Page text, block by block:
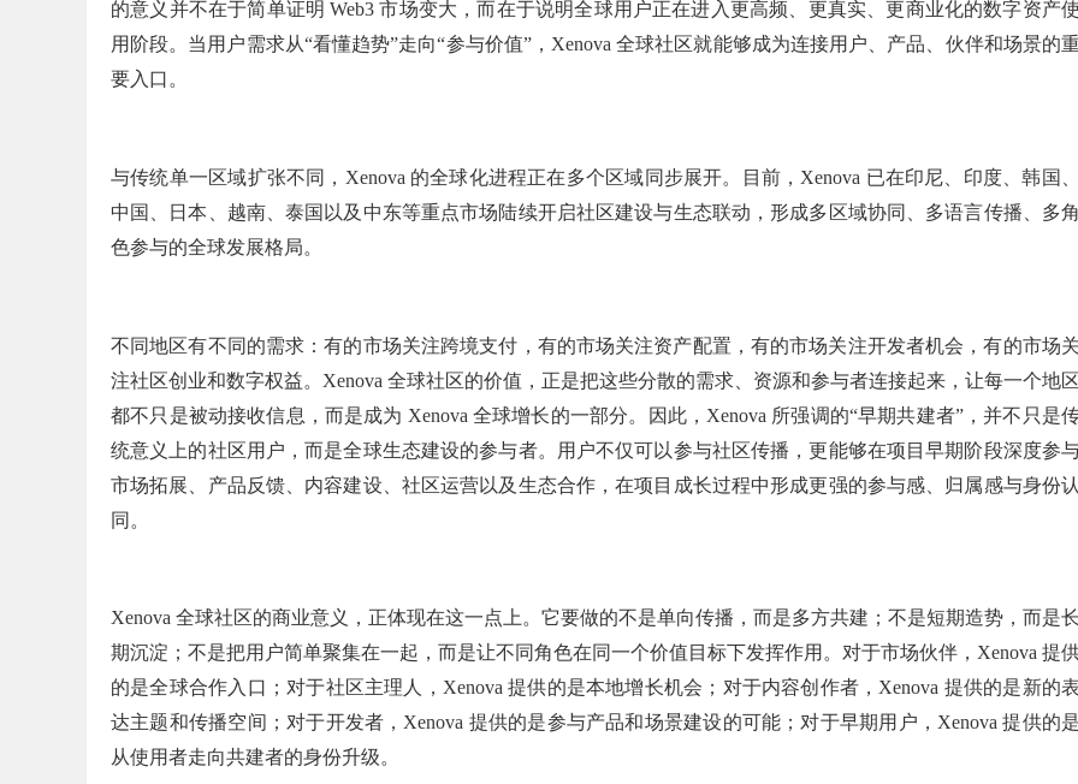
的意义并不在于简单证明 Web3 市场变大，而在于说明全球用户正在进入更高频、更真实、更商业化的数字资产使
用阶段。当用户需求从“看懂趋势”走向“参与价值”，Xenova 全球社区就能够成为连接用户、产品、伙伴和场景的
要入口。
与传统单一区域扩张不同， Xenova 的全球化进程正在多个区域同步展开。目前，Xenova 已在印尼、印度、韩国、
中国、日本、越南、泰国以及中东等重点市场陆续开启社区建设与生态联动，形成多区域协同、多语言传播、多角
色参与的全球发展格局。
不同地区有不同的需求：有的市场关注跨境支付，有的市场关注资产配置，有的市场关注开发者机会，有的市场关
注社区创业和数字权益。 Xenova 全球社区的价值，正是把这些分散的需求、资源和参与者连接起来，让每一个地区
都不只是被动接收信息，而是成为 Xenova 全球增长的一部分。因此，Xenova 所强调的“早期共建者”，并不只是
统意义上的社区用户，而是全球生态建设的参与者。用户不仅可以参与社区传播，更能够在项目早期阶段深度参
市场拓展、产品反馈、内容建设、社区运营以及生态合作，在项目成长过程中形成更强的参与感、归属感与身份认
同。
Xenova 全球社区的商业意义，正体现在这一点上。它要做的不是单向传播，而是多方共建；不是短期造势，而是长
期沉淀；不是把用户简单聚集在一起，而是让不同角色在同一个价值目标下发挥作用。对于市场伙伴，Xenova 提
的是全球合作入口；对于社区主理人，Xenova 提供的是本地增长机会；对于内容创作者，Xenova 提供的是新的表
达主题和传播空间；对于开发者，Xenova 提供的是参与产品和场景建设的可能；对于早期用户，Xenova 提供的是
从使用者走向共建者的身份升级。